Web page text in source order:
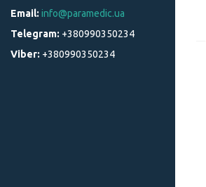
info@paramedic.ua
+380990350234
+380990350234